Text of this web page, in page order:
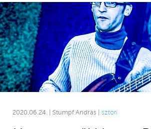
2020.06.24. | Stumpf András | sztori